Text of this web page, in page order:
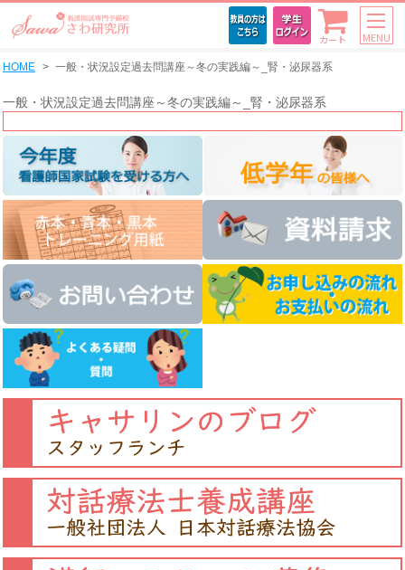
カート MENU
HOME 一般・状況設定過去問講座～冬の実践編～_腎・泌尿器系
一般・状況設定過去問講座～冬の実践編～_腎・泌尿器系